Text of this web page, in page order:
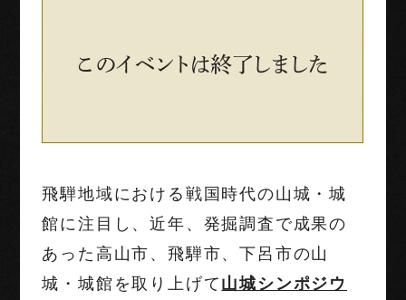
このイベントは終了しました
飛騨地域における戦国時代の山城・城
館に注目し、近年、発掘調査で成果の
あった高山市、飛騨市、下呂市の山
城・城館を取り上げて 山城シンポジウ